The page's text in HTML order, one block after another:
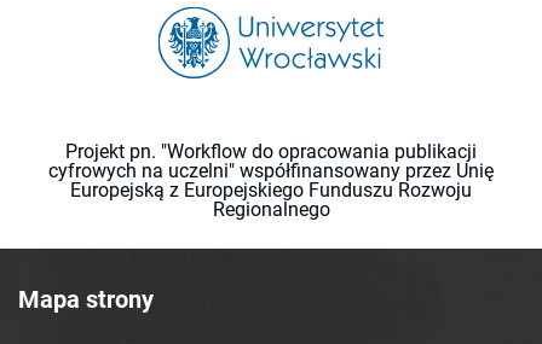
Projekt pn. "Workflow do opracowania publikacji
cyfrowych na uczelni" współfinansowany przez Unię
Europejską z Europejskiego Funduszu Rozwoju
Regionalnego
Mapa strony